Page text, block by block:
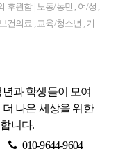
후원함 | 노동/농민 여/성
보건의료 교육/청소년 기
과 학생들이 모여
나은 세상을 위한
니다.
010-9644-9604